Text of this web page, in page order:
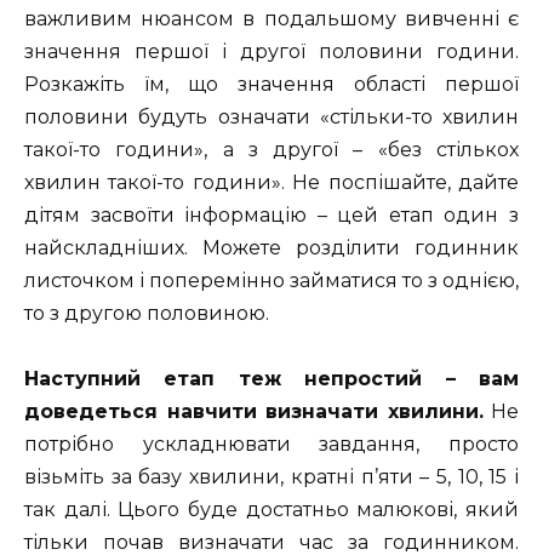
важливим нюансом в подальшому вивченні є
значення першої і другої половини години.
Розкажіть їм, що значення області першої
половини будуть означати «стільки-то хвилин
такої-то години», а з другої – «без стількох
хвилин такої-то години». Не поспішайте, дайте
дітям засвоїти інформацію – цей етап один з
найскладніших. Можете розділити годинник
листочком і поперемінно займатися то з однією,
то з другою половиною.
Наступний етап теж непростий – вам
доведеться навчити визначати хвилини.Не
потрібно ускладнювати завдання, просто
візьміть за базу хвилини, кратні п’яти – 5, 10, 15 і
так далі. Цього буде достатньо малюкові, який
тільки почав визначати час за годинником.